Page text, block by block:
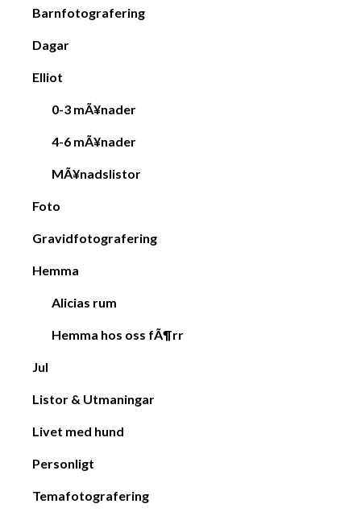
Barnfotografering
Dagar
Elliot
0-3 mÃ¥nader
4-6 mÃ¥nader
MÃ¥nadslistor
Foto
Gravidfotografering
Hemma
Alicias rum
Hemma hos oss fÃ¶rr
Jul
Listor & Utmaningar
Livet med hund
Personligt
Temafotografering